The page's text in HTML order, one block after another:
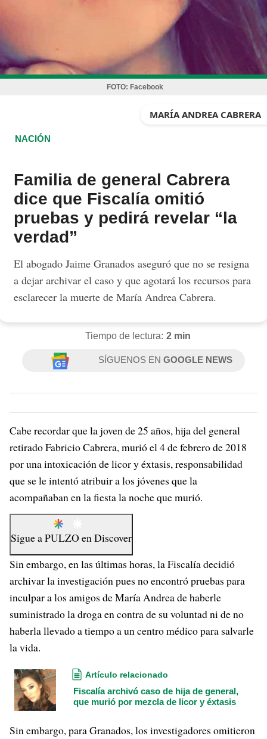
FOTO: Facebook
MARÍA ANDREA CABRERA
NACIÓN
Familia de general Cabrera
dice que Fiscalía omitió
pruebas y pedirá revelar “la
verdad”
El abogado Jaime Granados aseguró que no se resigna
a dejar archivar el caso y que agotará los recursos para
esclarecer la muerte de María Andrea Cabrera.
Tiempo de lectura: 2 min
SÍGUENOS ENGOOGLE NEWS
Cabe recordar que la joven de 25 años, hija del general
retirado Fabricio Cabrera, murió el 4 de febrero de 2018
por una intoxicación de licor y éxtasis, responsabilidad
que se le intentó atribuir a los jóvenes que la
acompañaban en la fiesta la noche que murió.
Sigue aPULZO enDiscover
Sin embargo, en las últimas horas, la Fiscalía decidió
archivar la investigación pues no encontró pruebas para
inculpar a los amigos de María Andrea de haberle
suministrado la droga en contra de su voluntad ni de no
haberla llevado a tiempo a un centro médico para salvarle
la vida.
Artículo relacionado
Fiscalía archivó caso de hija de general,
que murió por mezcla de licor y éxtasis
Sin embargo, para Granados, los investigadores omitieron